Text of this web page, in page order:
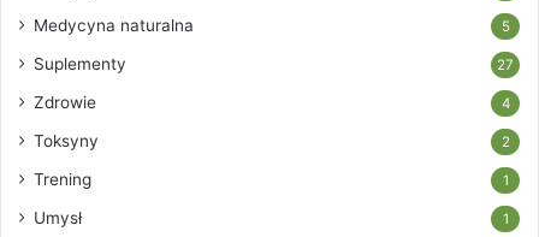
Medycyna naturalna 5
Suplementy 27
Zdrowie 4
Toksyny 2
Trening 1
Umysł 1